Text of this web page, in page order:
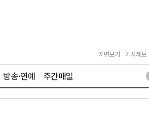
지면보기 기사제보
방송·연예 주간매일